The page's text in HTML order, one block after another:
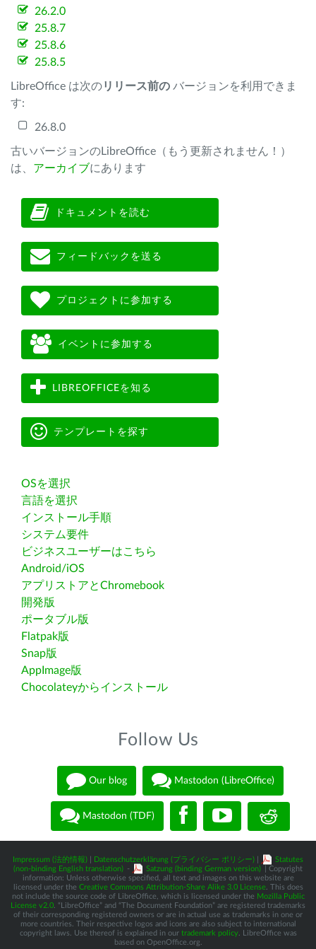
26.2.0
25.8.7
25.8.6
25.8.5
LibreOffice は次のリリース前の バージョンを利用できま
す:
26.8.0
古いバージョンのLibreOffice（もう更新されません！）
は、 アーカイブにあります
ドキュメントを読む
フィードバックを送る
プロジェクトに参加する
イベントに参加する
LIBREOFFICEを知る
テンプレートを探す
OSを選択
言語を選択
インストール手順
システム要件
ビジネスユーザーはこちら
Android/iOS
アプリストアとChromebook
開発版
ポータブル版
Flatpak版
Snap版
AppImage版
Chocolateyからインストール
Follow Us
Our blog Mastodon (LibreOffice)
Mastodon (TDF)
Impressum (法的情報) Datenschutzerklärung (プライバシー ポリシー)
Statutes
(non-binding English translation) - Satzung (binding German version)
| Copyright
information: Unless otherwise specified, all text and images on this website are
licensed under the Creative Commons Attribution-Share Alike 3.0 License. This does
not include the source code of LibreOffice, which is licensed under the Mozilla Public
License v2.0 . “LibreOffice” and “The Document Foundation” are registered trademarks
of their corresponding registered owners or are in actual use as trademarks in one or
more countries. Their respective logos and icons are also subject to international
copyright laws. Use thereof is explained in our trademark policy. LibreOffice was
based on OpenOffice.org.